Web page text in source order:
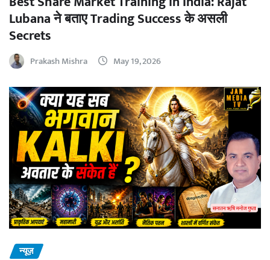
Lubana ने बताए Trading Success के असली
Secrets
Prakash Mishra May 19, 2026
न्यूज़